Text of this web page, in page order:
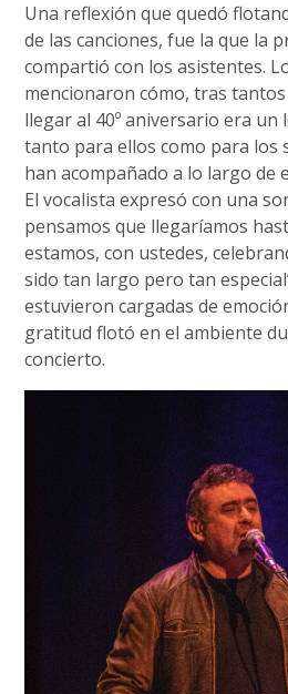
Una reflexión que quedó
de las canciones, fue la que la
compartió con los asistentes.
mencionaron cómo, tras
llegar al 40º aniversario era
tanto para ellos como para los
han acompañado a lo largo de
El vocalista expresó con una
pensamos que llegaríamos
estamos, con ustedes,
sido tan largo pero tan
estuvieron cargadas de
gratitud flotó en el ambiente
concierto.